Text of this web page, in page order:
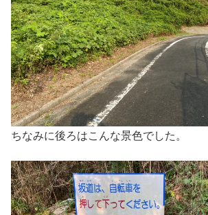
ちなみに後ろはこんな景色でした。